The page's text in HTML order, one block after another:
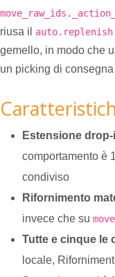
riusa il
gemello, in modo che
un picking di
Estensione drop-
comportamento è
condiviso
Rifornimento
invece che su
Tutte e cinque le
locale,